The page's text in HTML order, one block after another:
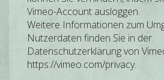
Vimeo-Account ausloggen.
Weitere Informationen zum
Nutzerdaten finden Sie in der
Datenschutzerklärung von
https://vimeo.com/privacy.